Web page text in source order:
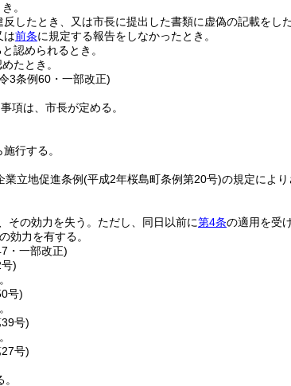
。
したとき、又は市長に提出した書類に虚偽の記載をした
は前条に規定する報告をしなかったとき。
認められるとき。
たとき。
3条例60・一部改正)
項は、市長が定める。
行する。
業立地促進条例(平成2年桜島町条例第20号)の規定によ
その効力を失う。 ただし、同日以前に第4条の適用を受
効力を有する。
・一部改正)
)
号)
号)
号)